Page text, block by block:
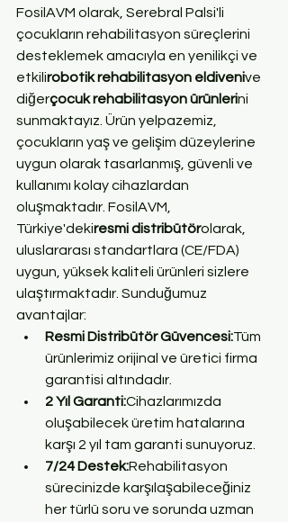
FosilAVM olarak, Serebral Palsi'li
çocukların rehabilitasyon süreçlerini
desteklemek amacıyla en yenilikçi ve
etkilirobotik rehabilitasyon eldivenive
diğerçocuk rehabilitasyon ürünlerini
sunmaktayız. Ürün yelpazemiz,
çocukların yaş ve gelişim düzeylerine
uygun olarak tasarlanmış, güvenli ve
kullanımı kolay cihazlardan
oluşmaktadır. FosilAVM,
Türkiye'dekiresmi distribütörolarak,
uluslararası standartlara (CE/FDA)
uygun, yüksek kaliteli ürünleri sizlere
ulaştırmaktadır. Sunduğumuz
avantajlar:
Resmi Distribütör Güvencesi:Tüm
ürünlerimiz orijinal ve üretici firma
garantisi altındadır.
2 Yıl Garanti:Cihazlarımızda
oluşabilecek üretim hatalarına
karşı 2 yıl tam garanti sunuyoruz.
7/24 Destek:Rehabilitasyon
sürecinizde karşılaşabileceğiniz
her türlü soru ve sorunda uzman